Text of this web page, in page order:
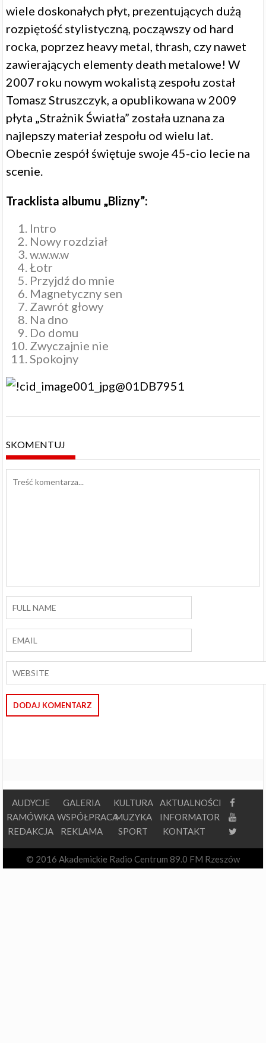
wiele doskonałych płyt, prezentujących dużą
rozpiętość stylistyczną, począwszy od hard
rocka, poprzez heavy metal, thrash, czy nawet
zawierających elementy death metalowe! W
2007 roku nowym wokalistą zespołu został
Tomasz Struszczyk, a opublikowana w 2009
płyta „Strażnik Światła” została uznana za
najlepszy materiał zespołu od wielu lat.
Obecnie zespół świętuje swoje 45-cio lecie na
scenie.
Tracklista albumu „Blizny”:
Intro
Nowy rozdział
w.w.w.w
Łotr
Przyjdź do mnie
Magnetyczny sen
Zawrót głowy
Na dno
Do domu
Zwyczajnie nie
Spokojny
SKOMENTUJ
AUDYCJE
RAMÓWKA
REDAKCJA
GALERIA
WSPÓŁPRACA
REKLAMA
KULTURA
MUZYKA
SPORT
AKTUALNOŚCI
INFORMATOR
KONTAKT
© 2016 Akademickie Radio Centrum 89.0 FM Rzeszów